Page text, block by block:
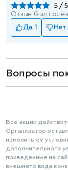
5
Отзыв был
Да 1
Нет
Вопросы
Все акции
Организатор
изменить её
дополнительного
приведенные на
внешнего вида